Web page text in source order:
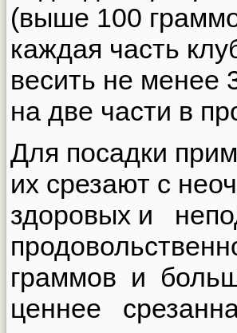
(выше 100
каждая часть
весить не менее
на две части в
Для посадки
их срезают с
здоровых и
граммов и
ценнее